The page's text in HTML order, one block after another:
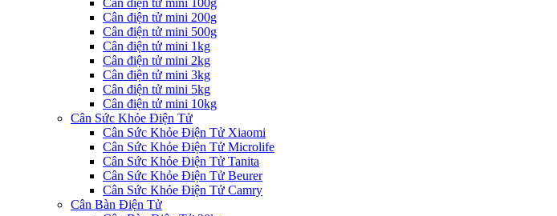
Cân điện tử mini 100g
Cân điện tử mini 200g
Cân điện tử mini 500g
Cân điện tử mini 1kg
Cân điện tử mini 2kg
Cân điện tử mini 3kg
Cân điện tử mini 5kg
Cân điện tử mini 10kg
Cân Sức Khỏe Điện Tử
Cân Sức Khỏe Điện Tử Xiaomi
Cân Sức Khỏe Điện Tử Microlife
Cân Sức Khỏe Điện Tử Tanita
Cân Sức Khỏe Điện Tử Beurer
Cân Sức Khỏe Điện Tử Camry
Cân Bàn Điện Tử